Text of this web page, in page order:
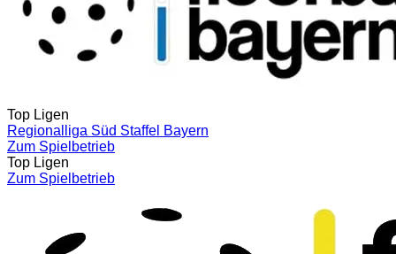
Top Ligen
Regionalliga Süd Staffel Bayern
Zum Spielbetrieb
Top Ligen
Zum Spielbetrieb